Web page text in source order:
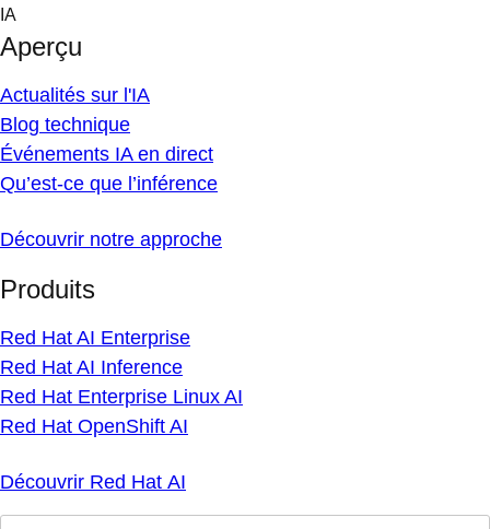
Skip
content
IA
Aperçu
Actualités sur l'IA
Blog technique
Événements IA en direct
Qu’est-ce que l’inférence
Découvrir notre approche
Produits
Red Hat AI Enterprise
Red Hat AI Inference
Red Hat Enterprise Linux AI
Red Hat OpenShift AI
Découvrir Red Hat AI